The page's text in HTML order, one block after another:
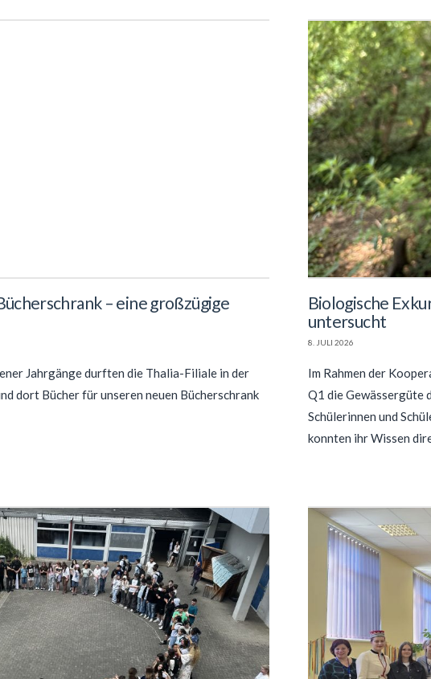
– eine großzügige
Jahrgänge durften die Thalia-Filiale in der
dort Bücher für unseren neuen Bücherschrank
Biologische
untersucht
8. JULI 2026
Im Rahmen der
Q1 die Gewässergüte
Schülerinnen und
konnten ihr Wissen